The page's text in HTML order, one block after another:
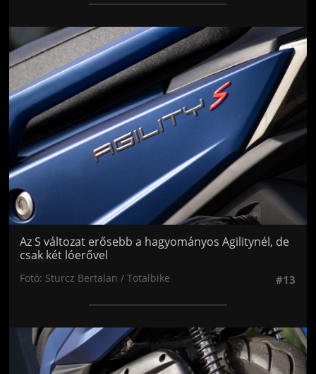
Jön még kép!
Az S változat erősebb a hagyományos Agilitynél, de
csak két lóerővel
Fotó: Sturcz Bertalan / Totalbike #13
Jön még kép!